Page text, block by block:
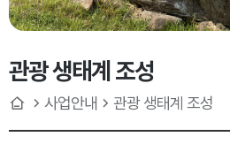
관광 생태계 조성
사업안내 관광 생태계 조성